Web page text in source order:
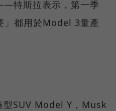
特斯拉表示，第一季
」都用於Model 3量產
SUV Model Y，Musk